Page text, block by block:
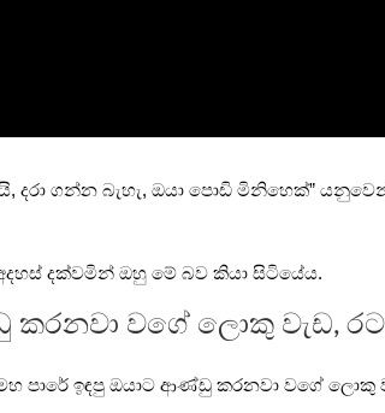
දරා ගන්න බැහැ, ඔයා පොඩි මිනිහෙක්”
අදහස් දක්වමින් ඔහු මේ බව කියා සිටියේය.
කරනවා වගේ ලොකු වැඩ,
මහ පාරේ ඉඳපු ඔයාට ආණ්ඩු කරනවා වගේ